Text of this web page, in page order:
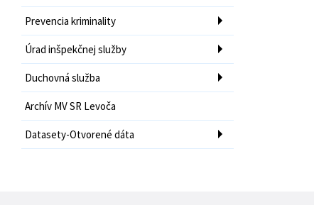
Prevencia kriminality
Úrad inšpekčnej služby
Duchovná služba
Archív MV SR Levoča
Datasety-Otvorené dáta